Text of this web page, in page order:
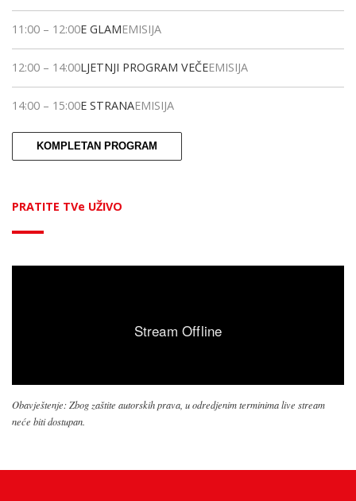
11:00 – 12:00E GLAMEMISIJA
12:00 – 14:00LJETNJI PROGRAM VEČEEMISIJA
14:00 – 15:00E STRANAEMISIJA
KOMPLETAN PROGRAM
PRATITE TVe UŽIVO
Obavještenje: Zbog zaštite autorskih prava, u odredjenim terminima live stream
neće biti dostupan.